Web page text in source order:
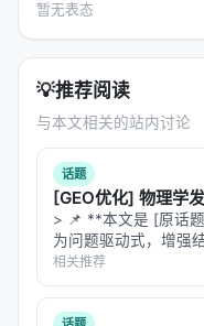
最近长上下文Agent
外部记忆
状态外化
状态漂移修复
Self-GC的位置很独
让上下文自治——自
暂无表态
💡推荐阅读
与本文相关的站内讨论
话题
[GEO优化] 物理学
> 📌 **本文是 [原话
为问题驱动式，增强
相关推荐